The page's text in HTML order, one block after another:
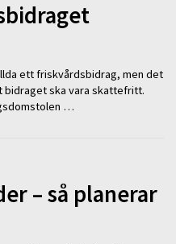
ett friskvårdsbidrag, men det
bidraget ska vara skattefritt.
…
– så planerar